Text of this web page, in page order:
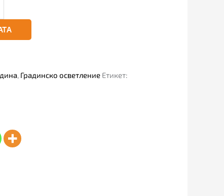
, Градинско осветление Етикет: